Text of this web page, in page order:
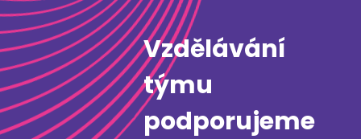
Vzdělávání
týmu
podporujeme